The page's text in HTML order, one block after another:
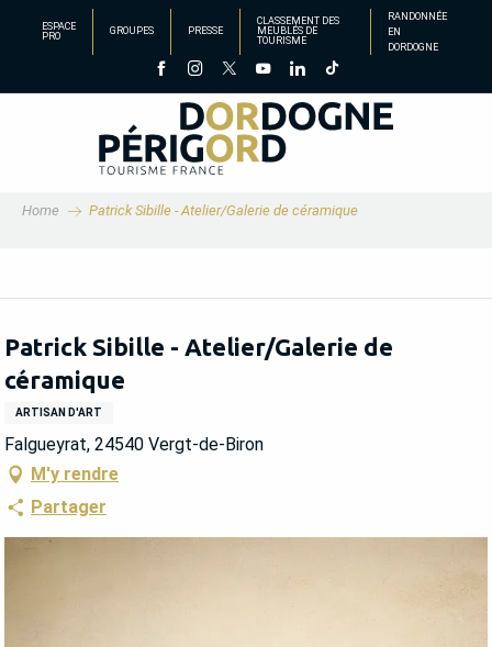
principal
ESPACE
PRO
GROUPES PRESSE
CLASSEMENT DES
MEUBLÉS DE
TOURISME
RANDONNÉE
EN
DORDOGNE
Home Patrick Sibille - Atelier/Galerie de céramique
Patrick Sibille - Atelier/Galerie de
céramique
ARTISAN D'ART
Falgueyrat, 24540 Vergt-de-Biron
M'y rendre
Partager